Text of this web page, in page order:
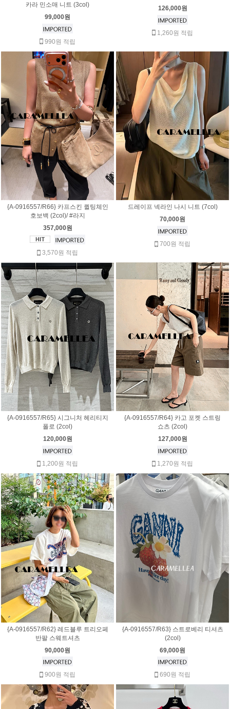
카라 민소매 니트 (3col)
99,000원
990원 적립
126,000원
1,260원 적립
{A-0916557/R66} 카프스킨 퀼팅체인
호보백 (2col)/ #라지
357,000원
3,570원 적립
드레이프 넥라인 나시 니트 (7col)
70,000원
700원 적립
{A-0916557/R65} 시그니처 헤리티지
폴로 (2col)
120,000원
1,200원 적립
{A-0916557/R64} 카고 포켓 스트링
쇼츠 (2col)
127,000원
1,270원 적립
{A-0916557/R62} 레드블루 트리오페
반팔 스웨트셔츠
90,000원
900원 적립
{A-0916557/R63} 스트로베리 티셔츠
(2col)
69,000원
690원 적립